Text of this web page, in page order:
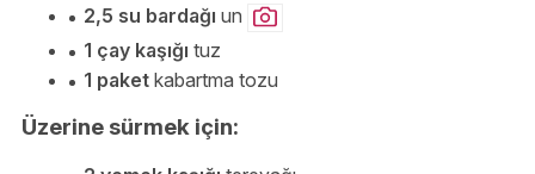
2,5 su bardağı un
1 çay kaşığı tuz
1 paket kabartma tozu
Üzerine sürmek için: